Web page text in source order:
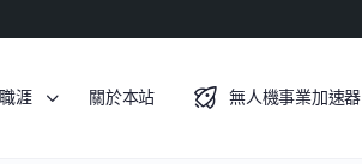
涯 關於本站 無人機事業加速器